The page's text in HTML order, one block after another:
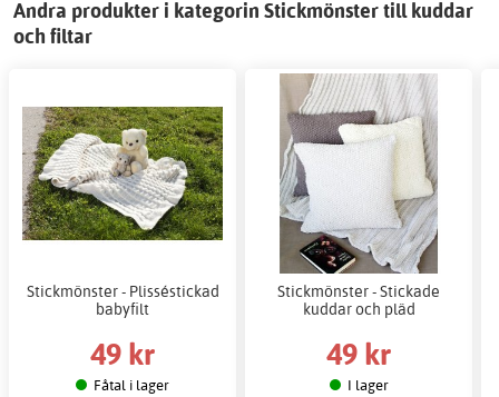
Andra produkter i kategorin Stickmönster till kuddar
och filtar
Stickmönster - Plisséstickad
babyfilt
49 kr
Fåtal i lager
Stickmönster - Stickade
kuddar och pläd
49 kr
I lager